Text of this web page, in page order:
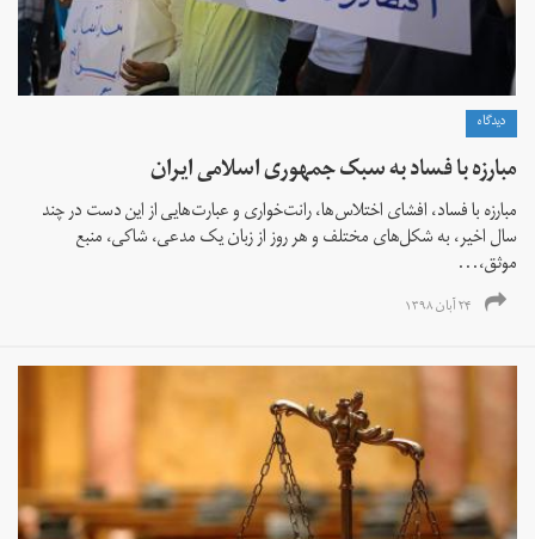
دیدگاه
مبارزه با فساد به سبک جمهوری اسلامی ایران
مبارزه با فساد، افشای اختلاس‌ها، رانت‌خواری و عبارت‌هایی از این دست در چند
سال اخیر، به شکل‌های مختلف و هر روز از زبان یک مدعی، شاکی، منبع
موثق،...
۲۴ آبان ۱۳۹۸